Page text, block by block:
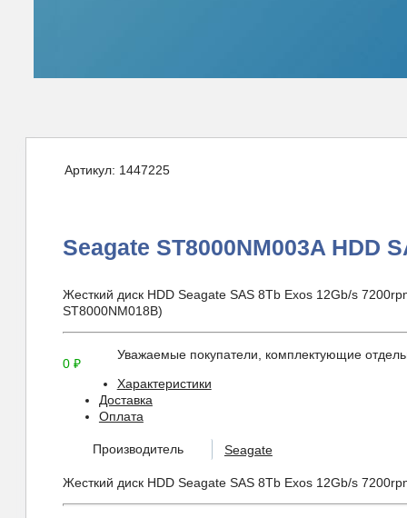
Артикул: 1447225
Seagate ST8000NM003A HDD
Жесткий диск HDD Seagate SAS 8Tb Exos 12Gb/s
ST8000NM018B)
0 ₽
Уважаемые покупатели, комплектующие
Характеристики
Доставка
Оплата
Производитель Seagate
Жесткий диск HDD Seagate SAS 8Tb Exos 12Gb/s